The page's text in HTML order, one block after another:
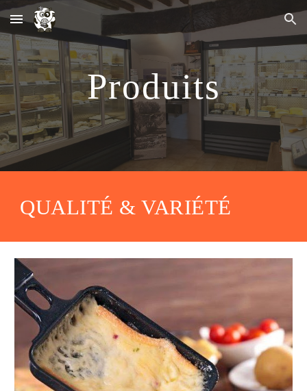
Skip to main content Skip to navigation
Produits
QUALITÉ & VARIÉTÉ